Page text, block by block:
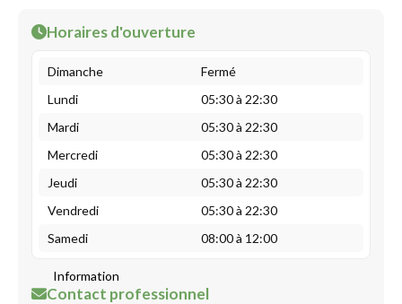
Horaires d'ouverture
Dimanche
Fermé
Lundi
05:30 à 22:30
Mardi
05:30 à 22:30
Mercredi
05:30 à 22:30
Jeudi
05:30 à 22:30
Vendredi
05:30 à 22:30
Samedi
08:00 à 12:00
Information
Contact professionnel